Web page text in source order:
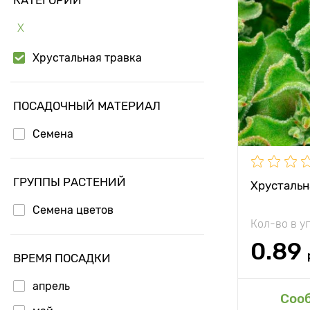
Х
Хрустальная травка
ПОСАДОЧНЫЙ МАТЕРИАЛ
Семена
ГРУППЫ РАСТЕНИЙ
Семена цветов
ВРЕМЯ ПОСАДКИ
апрель
Кол-во в
0.89
Высота
Растояние
растениями